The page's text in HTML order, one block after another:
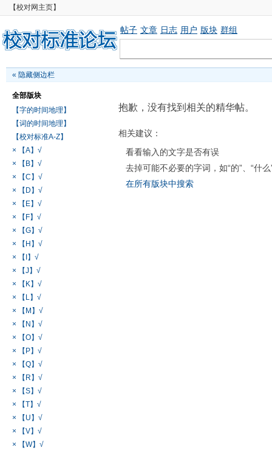
【校对网主页】
帖子 文章 日志 用户 版块 群组
« 隐藏侧边栏
全部版块
【字的时间地理】
【词的时间地理】
【校对标准A-Z】
× 【A】√
× 【B】√
× 【C】√
× 【D】√
× 【E】√
× 【F】√
× 【G】√
× 【H】√
× 【I】√
× 【J】√
× 【K】√
× 【L】√
× 【M】√
× 【N】√
× 【O】√
× 【P】√
× 【Q】√
× 【R】√
× 【S】√
× 【T】√
× 【U】√
× 【V】√
× 【W】√
抱歉，没有找到相关的精华帖。
相关建议：
看看输入的文字是否有误
去掉可能不必要的字词，如“的”、“什么
在所有版块中搜索